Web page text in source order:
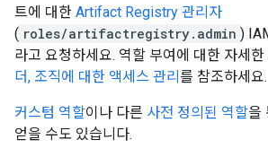
트에 대한 Artifact Registry 관리자
( roles/artifactregistry.admin )
라고 요청하세요. 역할 부여에 대한 자세한
더, 조직에 대한 액세스 관리 를 참조하세요.
커스텀 역할이나 다른 사전 정의된 역할을
얻을 수도 있습니다.